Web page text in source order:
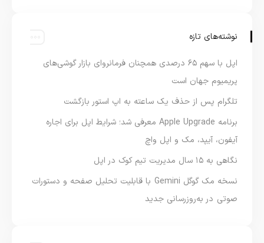
نوشته‌های تازه
اپل با سهم ۶۵ درصدی همچنان فرمانروای بازار گوشی‌های
پریمیوم جهان است
تلگرام پس از حذف یک ساعته به اپ استور بازگشت
برنامه Apple Upgrade معرفی شد؛ شرایط اپل برای اجاره
آیفون، آیپد، مک و اپل واچ
نگاهی به ۱۵ سال مدیریت تیم کوک در اپل
نسخه مک گوگل Gemini با قابلیت تحلیل صفحه و دستورات
صوتی در به‌روزرسانی جدید